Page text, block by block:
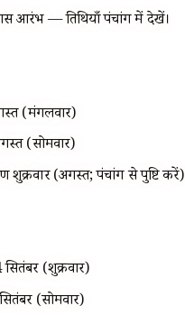
आरंभ — तिथियाँ पंचांग में देखें।
(मंगलवार)
(सोमवार)
शुक्रवार (अगस्त; पंचांग से पुष्टि करें)
(शुक्रवार)
(सोमवार)